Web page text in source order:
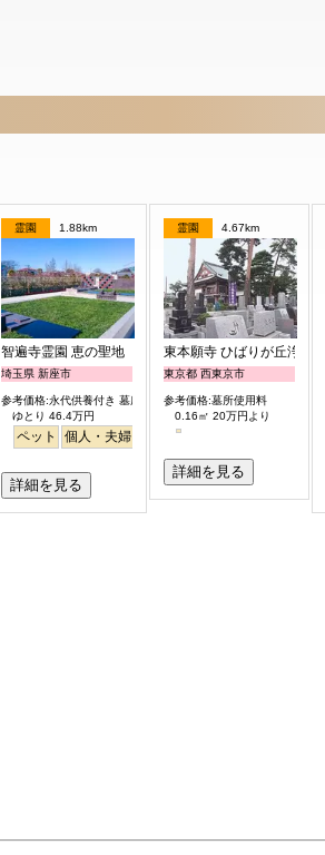
霊園 1.88km
智遍寺霊園 恵の聖地
埼玉県 新座市
参考価格:永代供養付き 墓所使用料
ゆとり 46.4万円
ペット 個人・夫婦 永代供養
詳細を見る
霊園 4.67km
東本願寺 ひばりが丘浄苑
東京都 西東京市
参考価格:墓所使用料
0.16㎡ 20万円より
詳細を見る